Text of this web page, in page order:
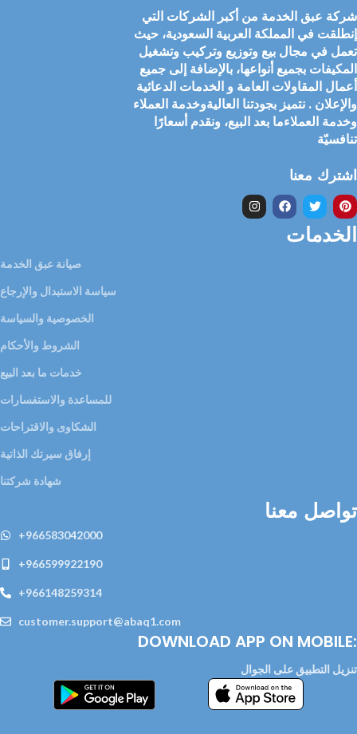
شركة عبق الخدمة من أكبر الشركات التي
إنطلقت في المملكة العربية السعودية، حيث
تعمل في مجال بيع وتوزيع وتركيب وتشغيل
المكيفات بجميع أنواعها، بالإضافة إلى جميع
أعمال المقاولات العامة و الخدمات الدعائية
والإعلان . نتميز بجودتنا العاليةوخدمة العملاء
وخدمة العملاءما بعد البيع، ونقدم أسعارًا
تنافسيّة
اشترك معنا
الخدمات
صيانة عبق الخدمة
سياسة الاستبدال والإرجاع
الخصوصية والسياسة
الشروط والأحكام
خدمات ما بعد البيع
للمساعدة والاستفسارات
الشكاوى والاقتراحات
إرفاق سيرتك الذاتية
شهادة شركتنا
تواصل معنا
+966583042000
+966599922190
+966148259314
customer.support@abaq1.com
DOWNLOAD APP ON MOBILE:
تنزيل التطبيق على الجوال